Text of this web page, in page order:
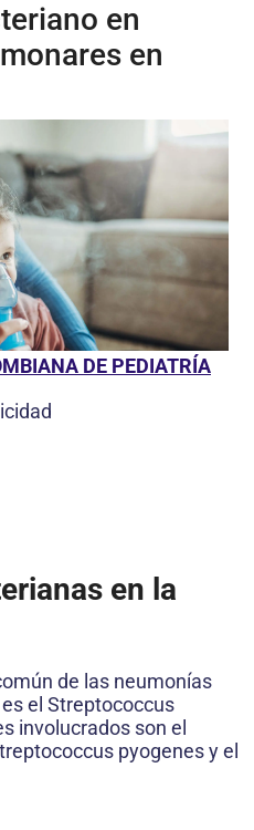
en
en
DE PEDIATRÍA
en la
de las neumonías
el Streptococcus
involucrados son el
pyogenes y el